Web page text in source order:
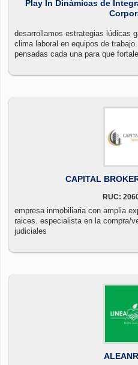
Play In Dinámicas de
desarrollamos estrategias lúdicas
clima laboral en equipos de
pensadas cada una para que
un momento de sano
CAPITAL
RUC:
empresa inmobiliaria con amplia
raices. especialista en la compra/
judiciales